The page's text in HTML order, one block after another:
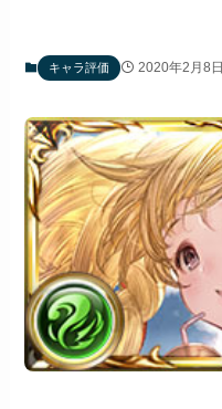
キャラ評価 2020年2月8日